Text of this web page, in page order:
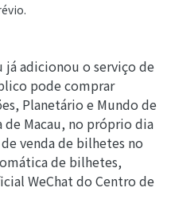
já adicionou o serviço de
pode comprar
Planetário e Mundo de
de Macau, no próprio dia
venda de bilhetes no
de bilhetes,
WeChat do Centro de